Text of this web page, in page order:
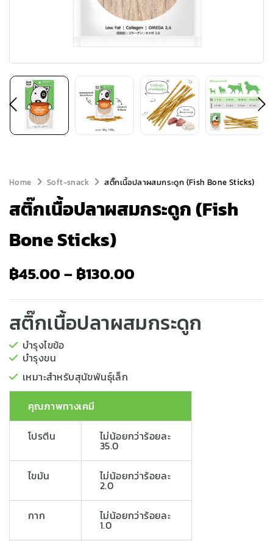
Home Soft-snack สติ๊กเนื้อปลาผสมกระดูก (Fish Bone Sticks)
สติ๊กเนื้อปลาผสมกระดูก (Fish
Bone Sticks)
฿45.00–฿130.00
สติ๊กเนื้อปลาผสมกระดูก
บำรุงไขข้อ
บำรุงขน
เหมาะสำหรับสุนัขพันธุ์เล็ก
คุณภาพทางเคมี
โปรตีน ไม่น้อยกว่าร้อยละ
35.0
ไขมัน ไม่น้อยกว่าร้อยละ
2.0
กาก ไม่น้อยกว่าร้อยละ
1.0